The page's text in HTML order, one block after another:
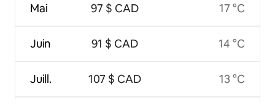
Mai
Juin
Juill.
97 $ CAD
91 $ CAD
107 $ CAD
17 °C
14 °C
13 °C